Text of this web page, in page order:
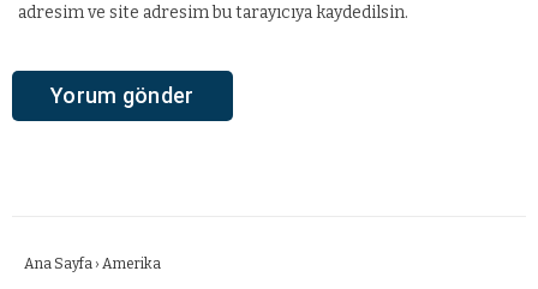
adresim ve site adresim bu tarayıcıya kaydedilsin.
Ana Sayfa › Amerika